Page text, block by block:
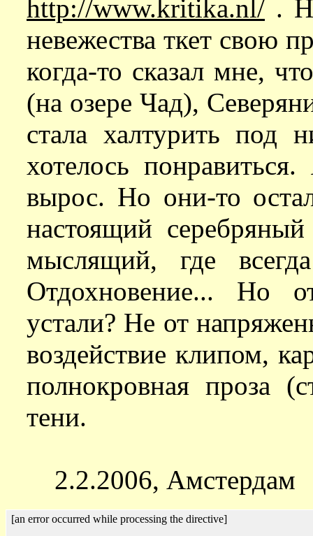
http://www.kritika.nl/ .
невежества ткет свою
когда-то сказал мне,
(на озере Чад),
стала халтурить под
хотелось
вырос. Но они-то
настоящий
мыслящий, где
Отдохновение... Но
устали? Не от
воздействие клипом,
полнокровная проза
тени.
2.2.2006, Амстердам
[an error occurred while processing the directive]